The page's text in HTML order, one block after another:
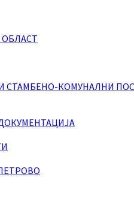
СТАМБЕНО-КОМУНАЛНИ